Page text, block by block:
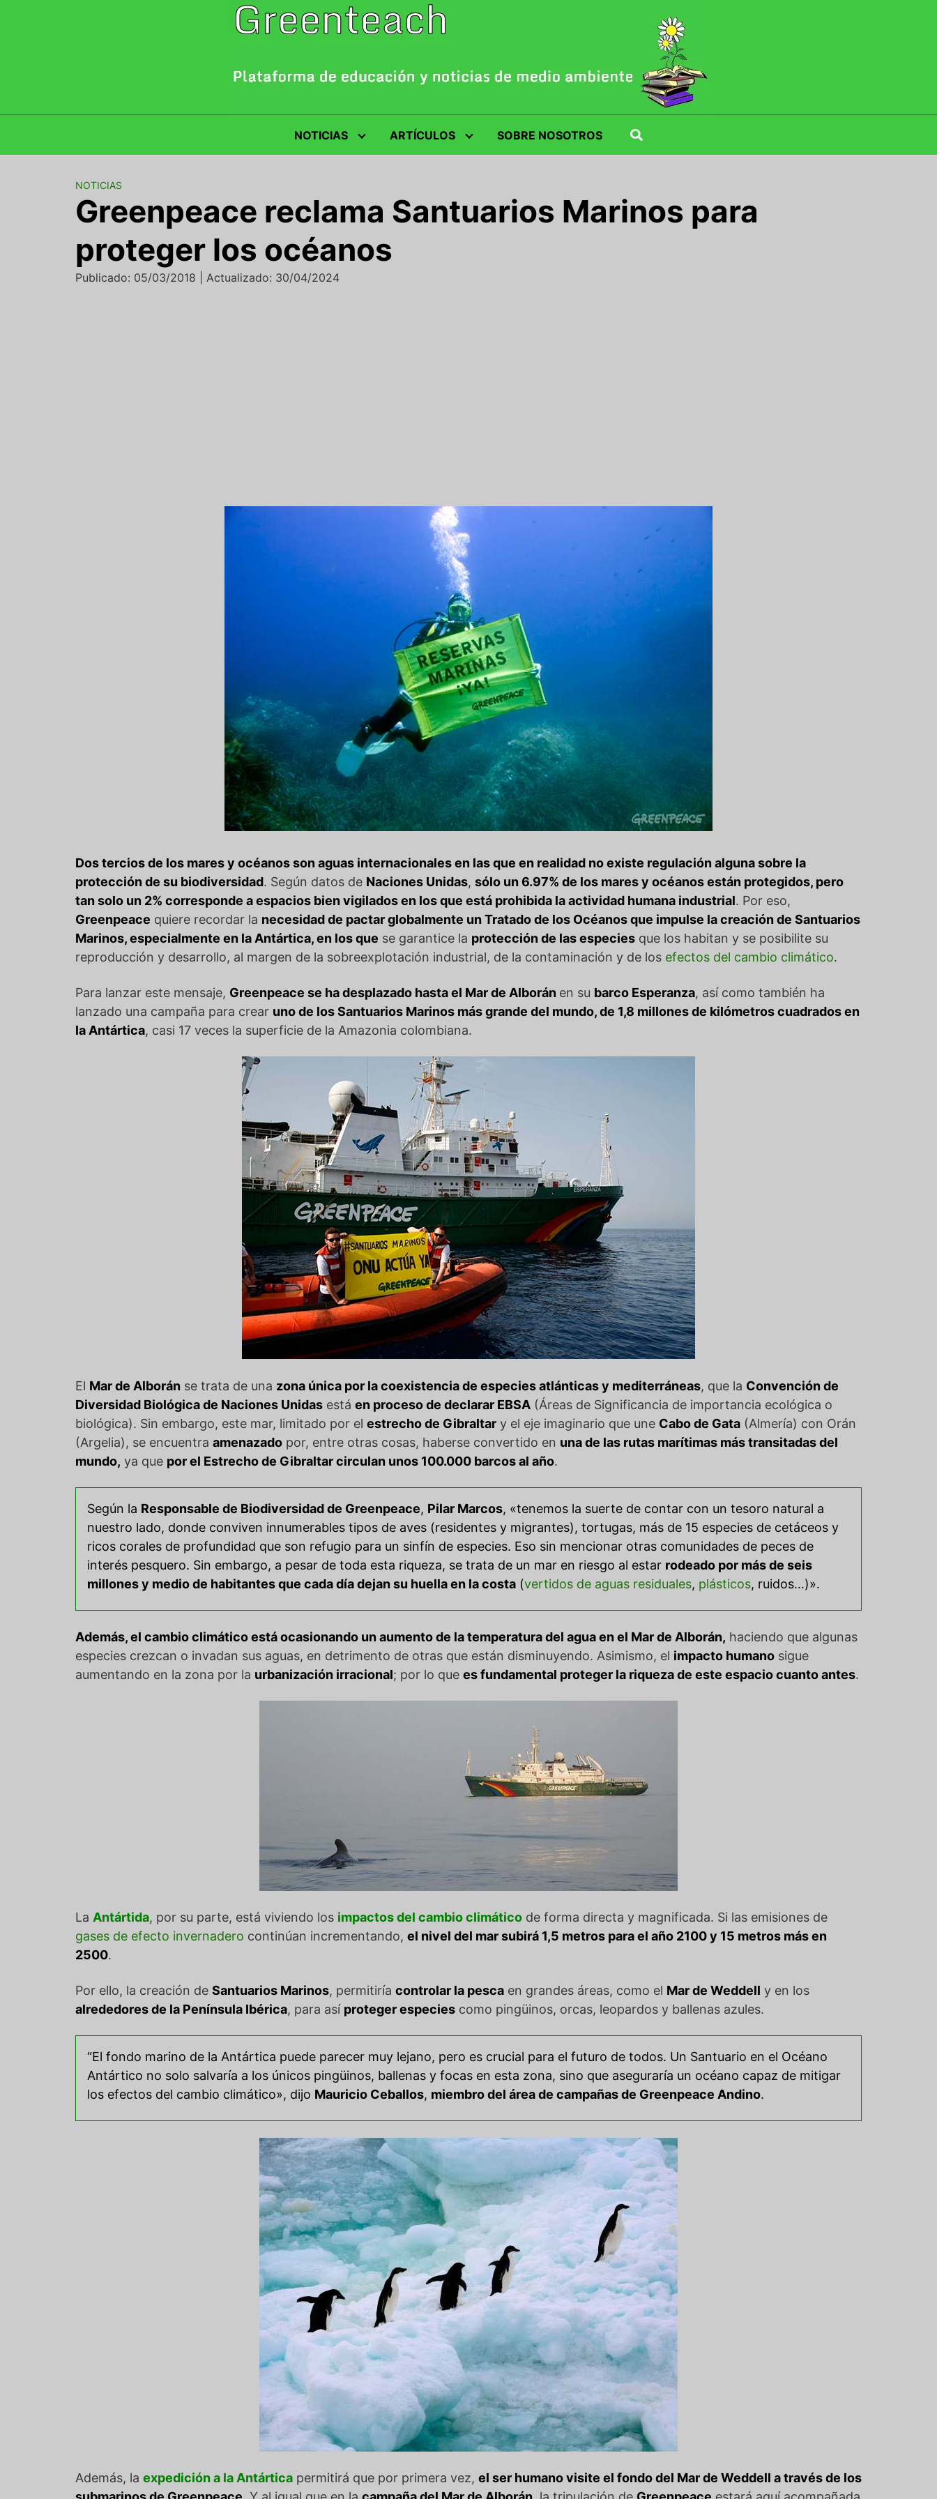
NOTICIAS ARTÍCULOS SOBRE NOSOTROS
NOTICIAS
Greenpeace reclama Santuarios Marinos para
proteger los océanos
Publicado: 05/03/2018 | Actualizado: 30/04/2024
Dos tercios de los mares y océanos son aguas internacionales en las que en realidad no existe regulación alguna sobre la
protección de su biodiversidad. Según datos de Naciones Unidas, sólo un 6.97% de los mares y océanos están protegidos, pero
tan solo un 2% corresponde a espacios bien vigilados en los que está prohibida la actividad humana industrial. Por eso,
Greenpeace quiere recordar la necesidad de pactar globalmente un Tratado de los Océanos que impulse la creación de Santuarios
Marinos, especialmente en la Antártica, en los que se garantice la protección de las especies que los habitan y se posibilite su
reproducción y desarrollo, al margen de la sobreexplotación industrial, de la contaminación y de los efectos del cambio climático.
Para lanzar este mensaje, Greenpeace se ha desplazado hasta el Mar de Alborán en su barco Esperanza, así como también ha
lanzado una campaña para crear uno de los Santuarios Marinos más grande del mundo, de 1,8 millones de kilómetros cuadrados en
la Antártica, casi 17 veces la superficie de la Amazonia colombiana.
El Mar de Alborán se trata de una zona única por la coexistencia de especies atlánticas y mediterráneas, que la Convención de
Diversidad Biológica de Naciones Unidas está en proceso de declarar EBSA (Áreas de Significancia de importancia ecológica o
biológica). Sin embargo, este mar, limitado por el estrecho de Gibraltar y el eje imaginario que une Cabo de Gata (Almería) con Orán
(Argelia), se encuentra amenazado por, entre otras cosas, haberse convertido en una de las rutas marítimas más transitadas del
mundo, ya que por el Estrecho de Gibraltar circulan unos 100.000 barcos al año.
Según la Responsable de Biodiversidad de Greenpeace, Pilar Marcos, «tenemos la suerte de contar con un tesoro natural a
nuestro lado, donde conviven innumerables tipos de aves (residentes y migrantes), tortugas, más de 15 especies de cetáceos y
ricos corales de profundidad que son refugio para un sinfín de especies. Eso sin mencionar otras comunidades de peces de
interés pesquero. Sin embargo, a pesar de toda esta riqueza, se trata de un mar en riesgo al estar rodeado por más de seis
millones y medio de habitantes que cada día dejan su huella en la costa (vertidos de aguas residuales, plásticos, ruidos…)».
Además, el cambio climáticoestá ocasionando un aumento de la temperatura del aguaen el Mar de Alborán, haciendo que algunas
especies crezcan o invadan sus aguas, en detrimento de otras que están disminuyendo. Asimismo, el impacto humano sigue
aumentando en la zona por la urbanización irracional; por lo que es fundamental proteger la riqueza de este espacio cuanto antes.
La Antártida, por su parte, está viviendo los impactos del cambio climático de forma directa y magnificada. Si las emisiones de
gases de efecto invernadero continúan incrementando, el nivel del mar subirá 1,5 metros para el año 2100 y 15 metros más en
2500.
Por ello, la creación de Santuarios Marinos, permitiría controlar la pesca en grandes áreas, como el Mar de Weddell y en los
alrededores de la Península Ibérica, para así proteger especies como pingüinos, orcas, leopardos y ballenas azules.
“El fondo marino de la Antártica puede parecer muy lejano, pero es crucial para el futuro de todos. Un Santuario en el Océano
Antártico no solo salvaría a los únicos pingüinos, ballenas y focas en esta zona, sino que aseguraría un océano capaz de mitigar
los efectos del cambio climático», dijo Mauricio Ceballos, miembro del área de campañas de Greenpeace Andino.
Además, la expedición a la Antártica permitirá que por primera vez, el ser humano visite el fondo del Mar de Weddell a través de los